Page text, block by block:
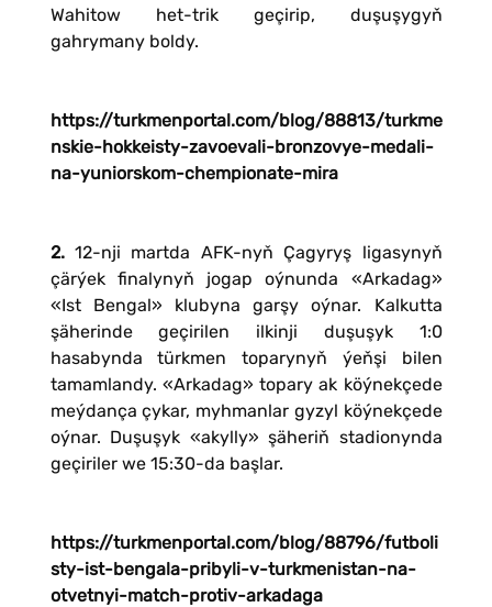
Wahitow het-trik geçirip, duşuşygyň
gahrymany boldy.
https://turkmenportal.com/blog/88813/turkme
nskie-hokkeisty-zavoevali-bronzovye-medali-
na-yuniorskom-chempionate-mira
2. 12-nji martda AFK-nyň Çagyryş ligasynyň
çärýek finalynyň jogap oýnunda «Arkadag»
«Ist Bengal» klubyna garşy oýnar. Kalkutta
şäherinde geçirilen ilkinji duşuşyk 1:0
hasabynda türkmen toparynyň ýeňşi bilen
tamamlandy. «Arkadag» topary ak köýnekçede
meýdança çykar, myhmanlar gyzyl köýnekçede
oýnar. Duşuşyk «akylly» şäheriň stadionynda
geçiriler we 15:30-da başlar.
https://turkmenportal.com/blog/88796/futboli
sty-ist-bengala-pribyli-v-turkmenistan-na-
otvetnyi-match-protiv-arkadaga